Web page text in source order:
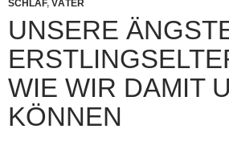
SCHLAF, VÄTER
UNSERE
WIE WIR DAMIT
KÖNNEN